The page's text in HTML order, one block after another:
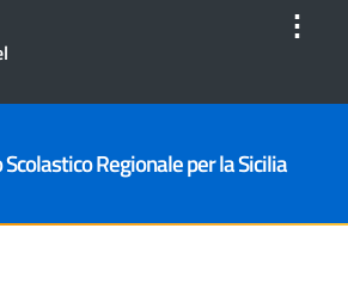
⋮
Regionale per la Sicilia